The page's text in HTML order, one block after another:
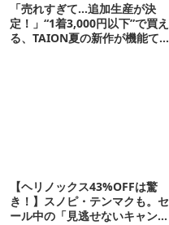
「売れすぎて…追加生産が決
定！」“1着3,000円以下”で買え
る、TAION夏の新作が機能てん
【ヘリノックス43%OFFは驚
き！】スノピ・テンマクも。セ
ール中の「見逃せないキャンプ